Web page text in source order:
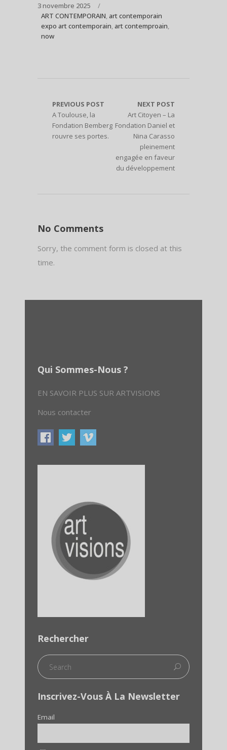
3 novembre 2025
ART CONTEMPORAIN, art contemporain
expo art contemporain, art contemproain,
now
PREVIOUS POST
A Toulouse, la
Fondation Bemberg
rouvre ses portes.
NEXT POST
Art Citoyen – La
Fondation Daniel et
Nina Carasso
pleinement
engagée en faveur
du développement
No Comments
Sorry, the comment form is closed at this
time.
Qui Sommes-Nous ?
EN SAVOIR PLUS SUR ARTVISIONS
Nous contacter
Rechercher
Inscrivez-Vous À La Newsletter
Email